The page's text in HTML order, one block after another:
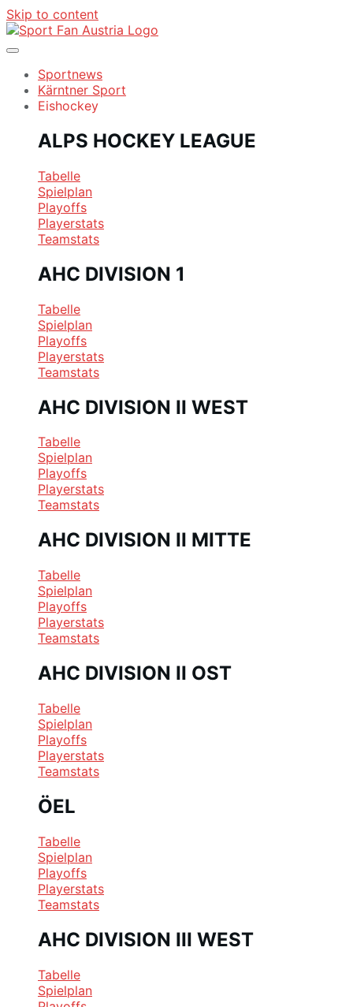
Skip to content
Sportnews
Kärntner Sport
Eishockey
ALPS HOCKEY LEAGUE
Tabelle
Spielplan
Playoffs
Playerstats
Teamstats
AHC DIVISION 1
Tabelle
Spielplan
Playoffs
Playerstats
Teamstats
AHC DIVISION II WEST
Tabelle
Spielplan
Playoffs
Playerstats
Teamstats
AHC DIVISION II MITTE
Tabelle
Spielplan
Playoffs
Playerstats
Teamstats
AHC DIVISION II OST
Tabelle
Spielplan
Playoffs
Playerstats
Teamstats
ÖEL
Tabelle
Spielplan
Playoffs
Playerstats
Teamstats
AHC DIVISION III WEST
Tabelle
Spielplan